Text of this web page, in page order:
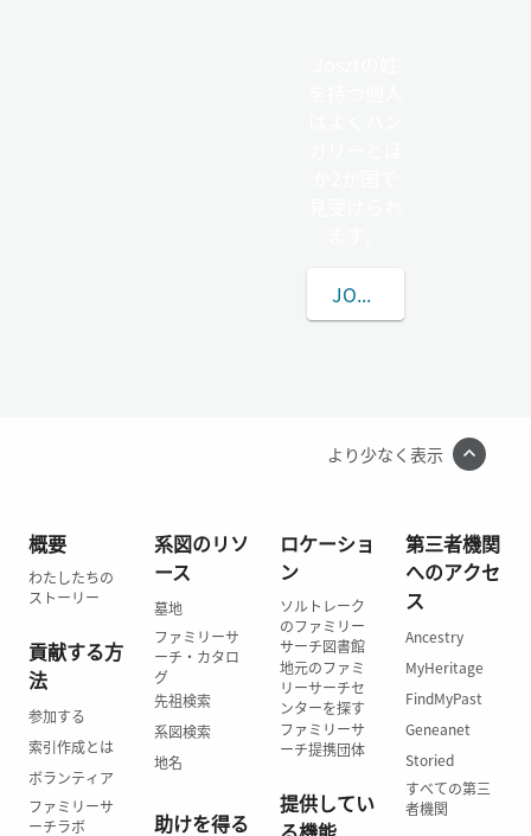
JOSZTの姓について
より少なく表示
概要
わたしたちの
ストーリー
貢献する方
法
参加する
索引作成とは
ボランティア
ファミリーサ
ーチラボ
系図のリソ
ース
墓地
ファミリーサ
ーチ・カタロ
グ
先祖検索
系図検索
地名
助けを得る
ロケーショ
ン
ソルトレーク
のファミリー
サーチ図書館
地元のファミ
リーサーチセ
ンターを探す
ファミリーサ
ーチ提携団体
提供してい
第三者機関
へのアクセ
ス
Ancestry
MyHeritage
FindMyPast
Geneanet
Storied
すべての第三
者機関